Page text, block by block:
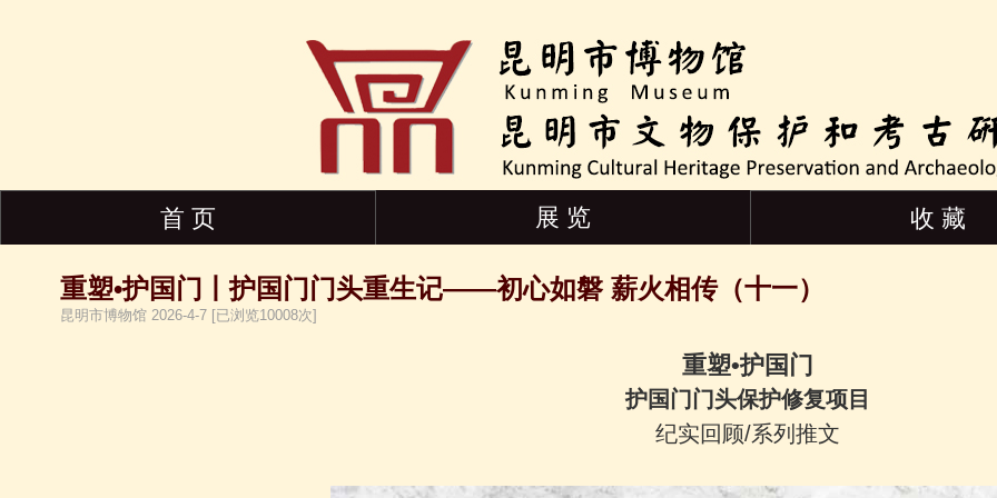
首 页 展 览 收 藏
重塑•护国门丨护国门门头重生记——初心如磐 薪火相传（十一）
昆明市博物馆 2026-4-7 [已浏览10008次]
重塑•护国门
护国门门头保护修复项目
纪实回顾/系列推文